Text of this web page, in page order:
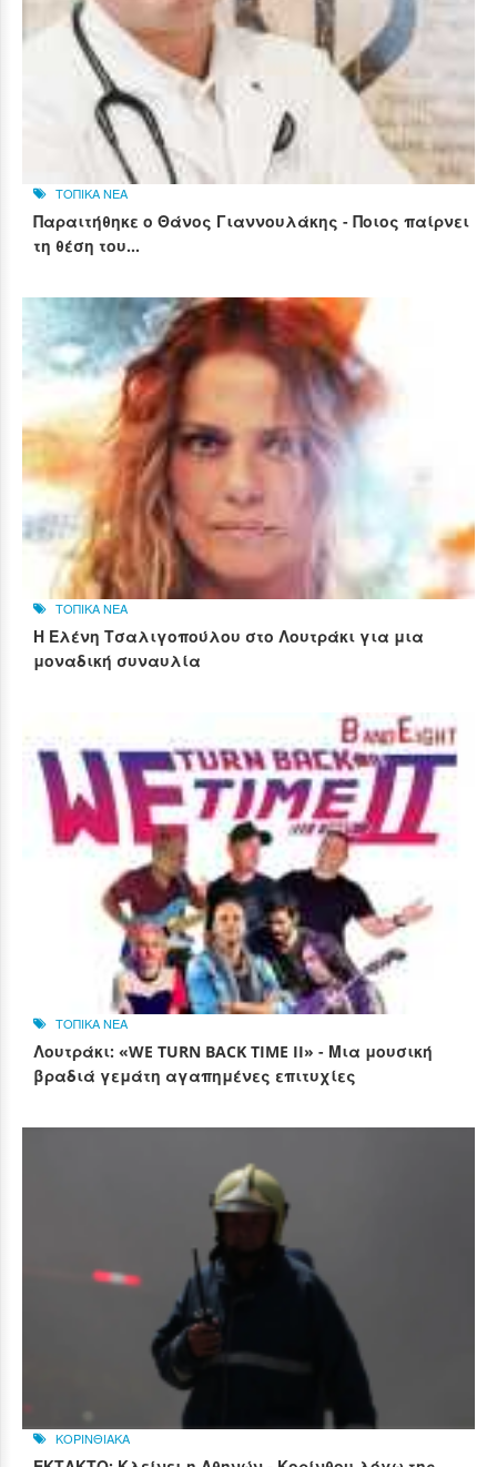
ΤΟΠΙΚΑ ΝΕΑ
Παραιτήθηκε ο Θάνος Γιαννουλάκης - Ποιος παίρνει
τη θέση του...
ΤΟΠΙΚΑ ΝΕΑ
Η Ελένη Τσαλιγοπούλου στο Λουτράκι για μια
μοναδική συναυλία
ΤΟΠΙΚΑ ΝΕΑ
Λουτράκι: «WE TURN BACK TIME II» - Μια μουσική
βραδιά γεμάτη αγαπημένες επιτυχίες
ΚΟΡΙΝΘΙΑΚΑ